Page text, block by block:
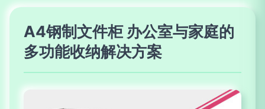
A4钢制文件柜 办公室与家庭的
多功能收纳解决方案